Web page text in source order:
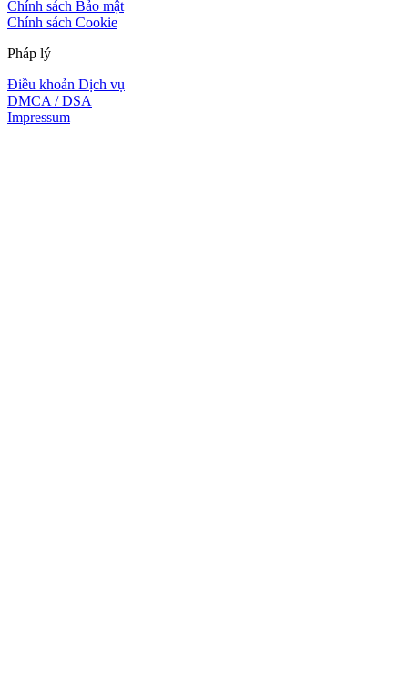
Chính sách Bảo mật
Chính sách Cookie
Pháp lý
Điều khoản Dịch vụ
DMCA / DSA
Impressum